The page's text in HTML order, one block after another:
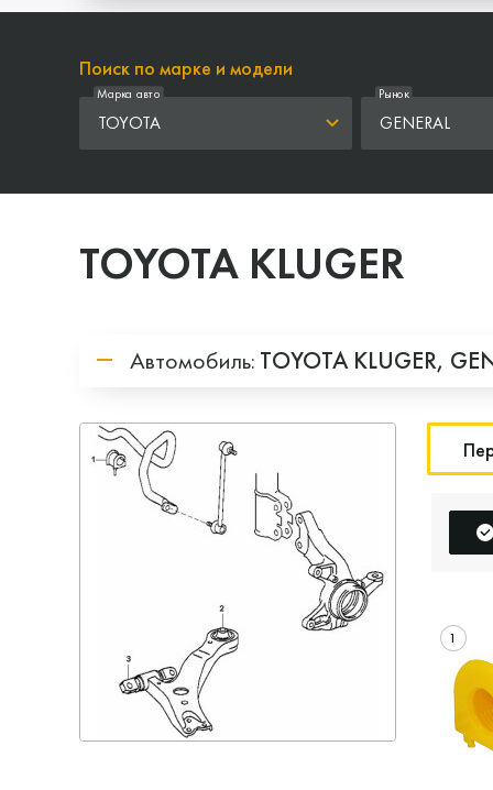
Поиск по марке и модели
TOYOTA
Марка авто
GENERAL
Рынок
TOYOTA KLUGER
Автомобиль: TOYOTA KLUGER,
1